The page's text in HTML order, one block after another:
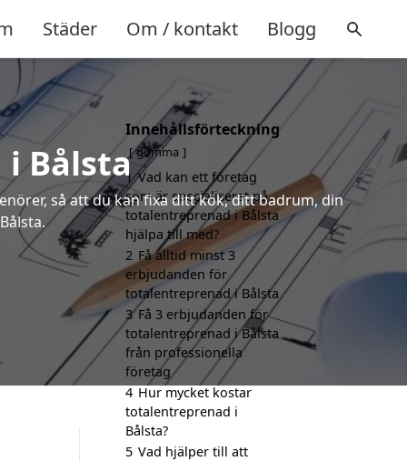
Städer Om / kontakt Blogg
Bålsta
så att du kan fixa ditt kök, ditt badrum, din
Innehållsförteckning
gömma
1 Vad kan ett företag
som är specialiserat på
totalentreprenad i Bålsta
hjälpa till med?
2 Få alltid minst 3
erbjudanden för
totalentreprenad i Bålsta
3 Få 3 erbjudanden för
totalentreprenad i Bålsta
från professionella
företag
4 Hur mycket kostar
totalentreprenad i
Bålsta?
5 Vad hjälper till att